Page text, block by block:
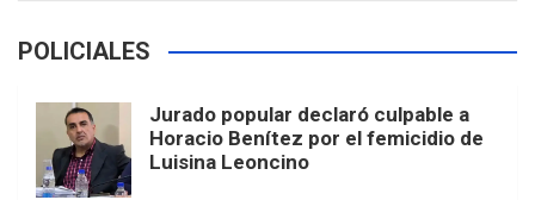
POLICIALES
Jurado popular declaró culpable a
Horacio Benítez por el femicidio de
Luisina Leoncino